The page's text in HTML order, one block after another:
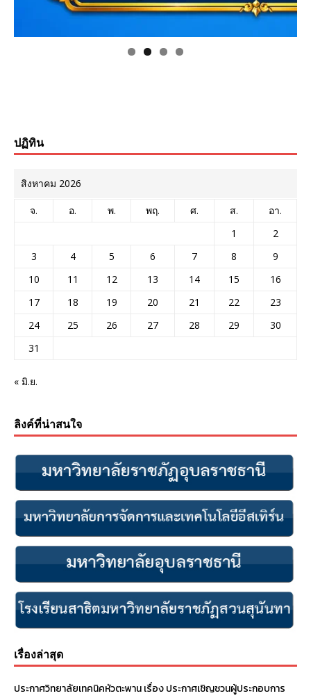
ปฏิทิน
สิงหาคม 2026
จ. อ. พ. พฤ. ศ. ส.
อา.
1
2
3
4 5 6 7 8
9
10
11 12 13 14 15
16
17
18 19 20 21 22
23
24
25 26 27 28 29
30
31
« มิ.ย.
ลิงค์ที่น่าสนใจ
เรื่องล่าสุด
ประกาศวิทยาลัยเทคนิคหัวตะพาน เรื่อง ประกาศเชิญชวนผู้ประกอบการ